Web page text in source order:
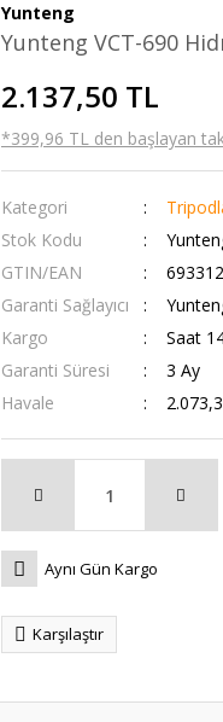
Yunteng
Yunteng VCT-690
2.137,50 TL
*399,96 TL den başlayan
Kategori
Stok Kodu
GTIN/EAN
Garanti Sağlayıcı
Kargo
Saat
Garanti Süresi
3 Ay
Havale
Aynı Gün Kargo
Karşılaştır